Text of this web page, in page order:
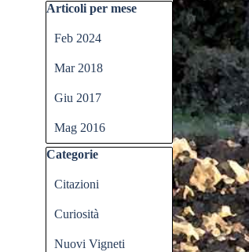
Salta blocco Articoli per mese
Articoli per mese
Feb 2024
Mar 2018
Giu 2017
Mag 2016
Salta blocco Categorie
Categorie
Citazioni
Curiosità
Nuovi Vigneti